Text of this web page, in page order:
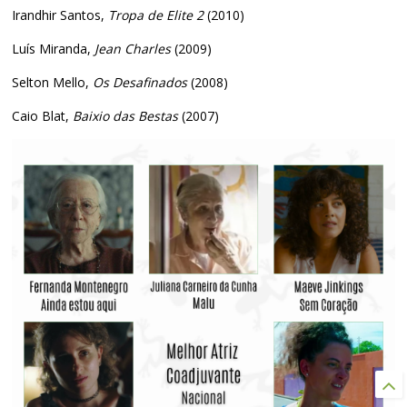
Irandhir Santos, Tropa de Elite 2(2010)
Luís Miranda, Jean Charles(2009)
Selton Mello, Os Desafinados(2008)
Caio Blat, Baixio das Bestas(2007)